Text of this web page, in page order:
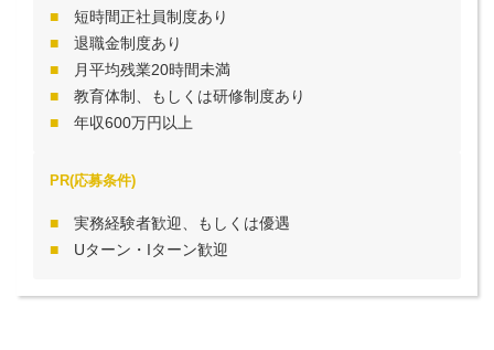
短時間正社員制度あり
退職金制度あり
月平均残業20時間未満
教育体制、もしくは研修制度あり
年収600万円以上
PR(応募条件)
実務経験者歓迎、もしくは優遇
Uターン・Iターン歓迎